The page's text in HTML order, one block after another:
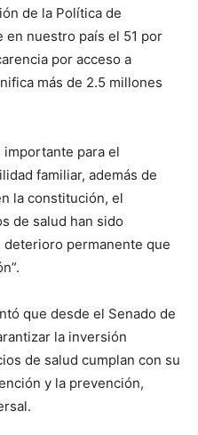
de la Política de
en nuestro país el 51 por
por acceso a
más de 2.5 millones
importante para el
familiar, además de
la constitución, el
de salud han sido
permanente que
que desde el Senado de
la inversión
de salud cumplan con su
y la prevención,